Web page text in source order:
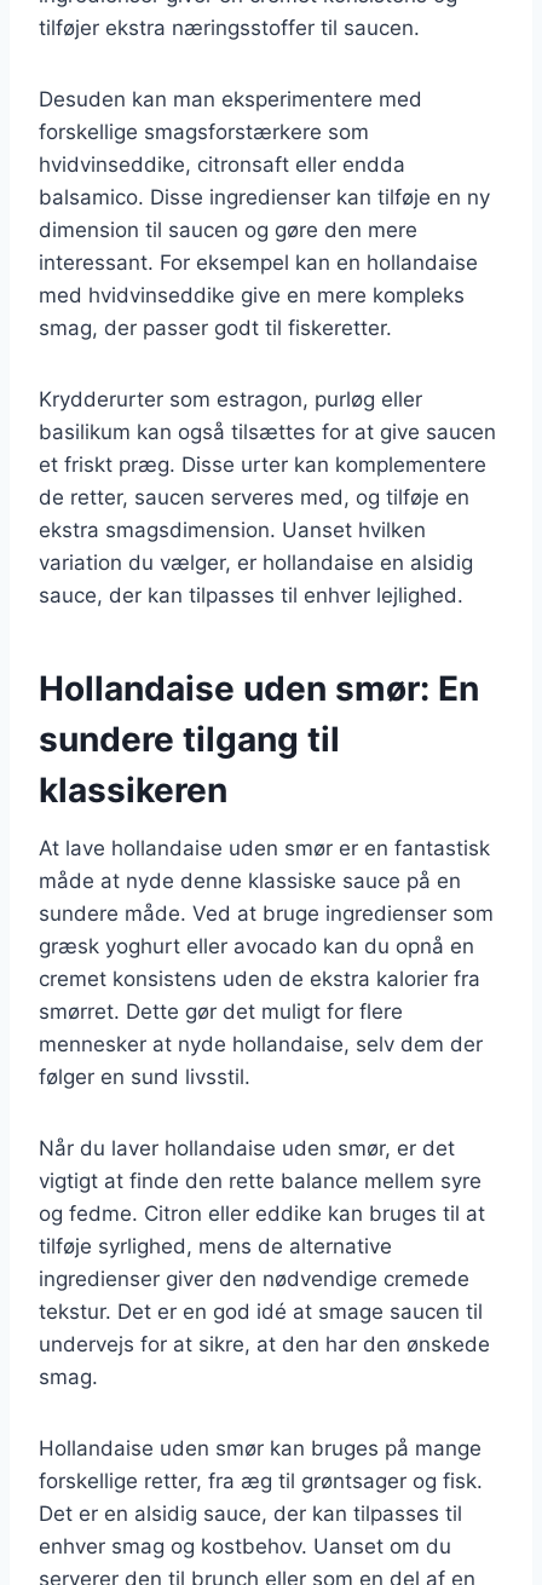
tilføjer ekstra næringsstoffer til saucen.
Desuden kan man eksperimentere med
forskellige smagsforstærkere som
hvidvinseddike, citronsaft eller endda
balsamico. Disse ingredienser kan tilføje en ny
dimension til saucen og gøre den mere
interessant. For eksempel kan en hollandaise
med hvidvinseddike give en mere kompleks
smag, der passer godt til fiskeretter.
Krydderurter som estragon, purløg eller
basilikum kan også tilsættes for at give saucen
et friskt præg. Disse urter kan komplementere
de retter, saucen serveres med, og tilføje en
ekstra smagsdimension. Uanset hvilken
variation du vælger, er hollandaise en alsidig
sauce, der kan tilpasses til enhver lejlighed.
Hollandaise uden smør: En
sundere tilgang til
klassikeren
At lave hollandaise uden smør er en fantastisk
måde at nyde denne klassiske sauce på en
sundere måde. Ved at bruge ingredienser som
græsk yoghurt eller avocado kan du opnå en
cremet konsistens uden de ekstra kalorier fra
smørret. Dette gør det muligt for flere
mennesker at nyde hollandaise, selv dem der
følger en sund livsstil.
Når du laver hollandaise uden smør, er det
vigtigt at finde den rette balance mellem syre
og fedme. Citron eller eddike kan bruges til at
tilføje syrlighed, mens de alternative
ingredienser giver den nødvendige cremede
tekstur. Det er en god idé at smage saucen til
undervejs for at sikre, at den har den ønskede
smag.
Hollandaise uden smør kan bruges på mange
forskellige retter, fra æg til grøntsager og fisk.
Det er en alsidig sauce, der kan tilpasses til
enhver smag og kostbehov. Uanset om du
serverer den til brunch eller som en del af en